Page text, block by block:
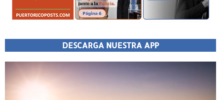
DESCARGA NUESTRA APP